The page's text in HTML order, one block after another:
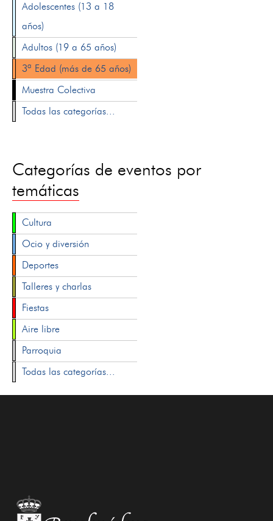
Adolescentes (13 a 18
años)
Adultos (19 a 65 años)
3ª Edad (más de 65 años)
Muestra Colectiva
Todas las categorías...
Categorías de eventos por
temáticas
Cultura
Ocio y diversión
Deportes
Talleres y charlas
Fiestas
Aire libre
Parroquia
Todas las categorías...